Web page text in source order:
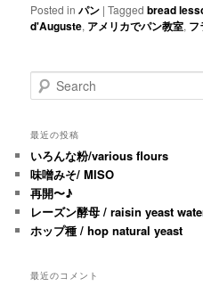
Posted in パン |Tagged bread
d'Auguste, アメリカでパン教室, フ
Search
最近の投稿
いろんな粉/various flours
味噌みそ/ MISO
再開〜♪
レーズン酵母 / raisin yeast
ホップ種 / hop natural yeast
最近のコメント